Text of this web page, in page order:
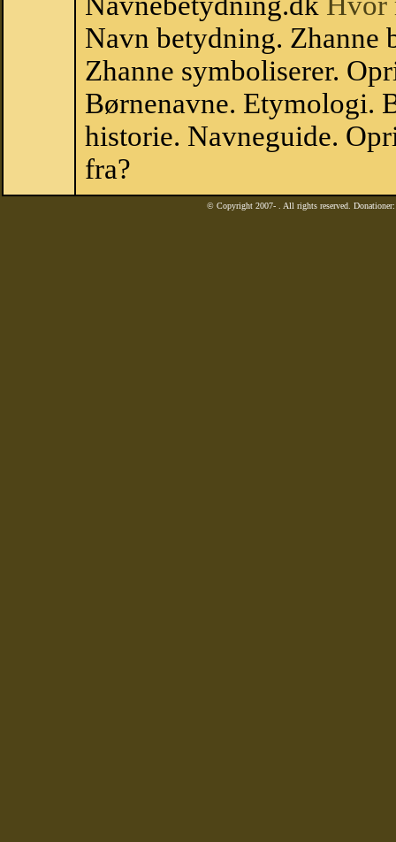
Navn betydning. Zhanne
Zhanne symboliserer.
Børnenavne. Etymologi.
historie. Navneguide.
fra?
© Copyright 2007- . All rights reserved.